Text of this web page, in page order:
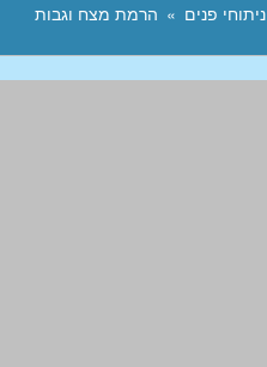
ניתוחי פנים הרמת מצח וגבות